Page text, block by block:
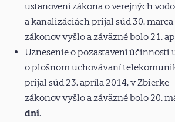
ustanovení zákona o verejných
a kanalizáciách prijal súd 30.
zákonovvyšloa záväzné bolo 21.
Uznesenie o pozastavení účinnosti
o plošnom uchovávaní
prijal súd 23. apríla 2014, v Zbierke
zákonovvyšloa záväzné bolo 20.
dní.